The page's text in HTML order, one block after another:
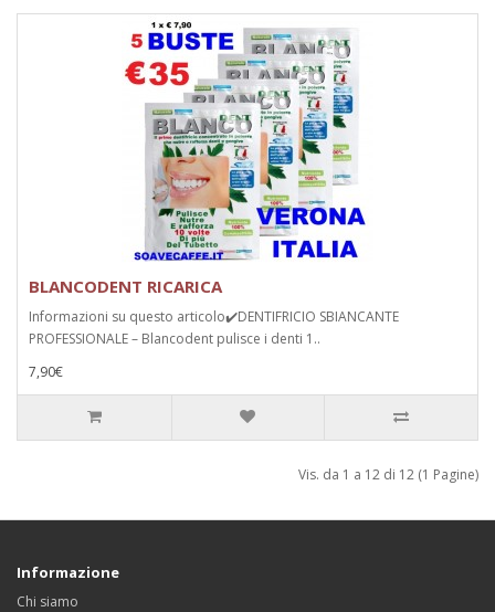
BLANCODENT RICARICA
Informazioni su questo articolo✔️DENTIFRICIO SBIANCANTE
PROFESSIONALE – Blancodent pulisce i denti 1..
7,90€
Vis. da 1 a 12 di 12 (1 Pagine)
Informazione
Chi siamo